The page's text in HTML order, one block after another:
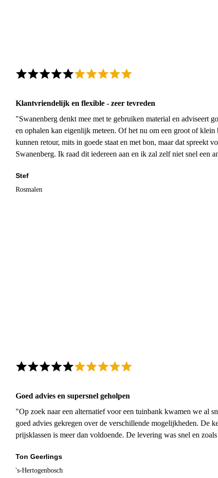
Klantvriendelijk en flexible - zeer tevreden
"Swanenberg denkt mee met te gebruiken material en adviseert
en ophalen kan eigenlijk meteen. Of het nu om een groot of
kunnen retour, mits in goede staat en met bon, maar dat spreekt
Swanenberg. Ik raad dit iedereen aan en ik zal zelf niet snel een
Stef
Rosmalen
Goed advies en supersnel geholpen
"Op zoek naar een alternatief voor een tuinbank kwamen we al
goed advies gekregen over de verschillende mogelijkheden. De
prijsklassen is meer dan voldoende. De levering was snel en
Ton Geerlings
's-Hertogenbosch